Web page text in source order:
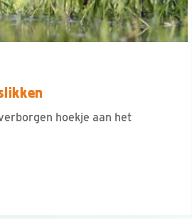
hoekje aan het